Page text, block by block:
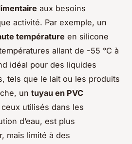
aux besoins
activité. Par exemple, un
température en silicone
allant de -55 °C à
idéal pour des liquides
tels que le lait ou les produits
un tuyau en PVC
utilisés dans les
d’eau, est plus
mais limité à des